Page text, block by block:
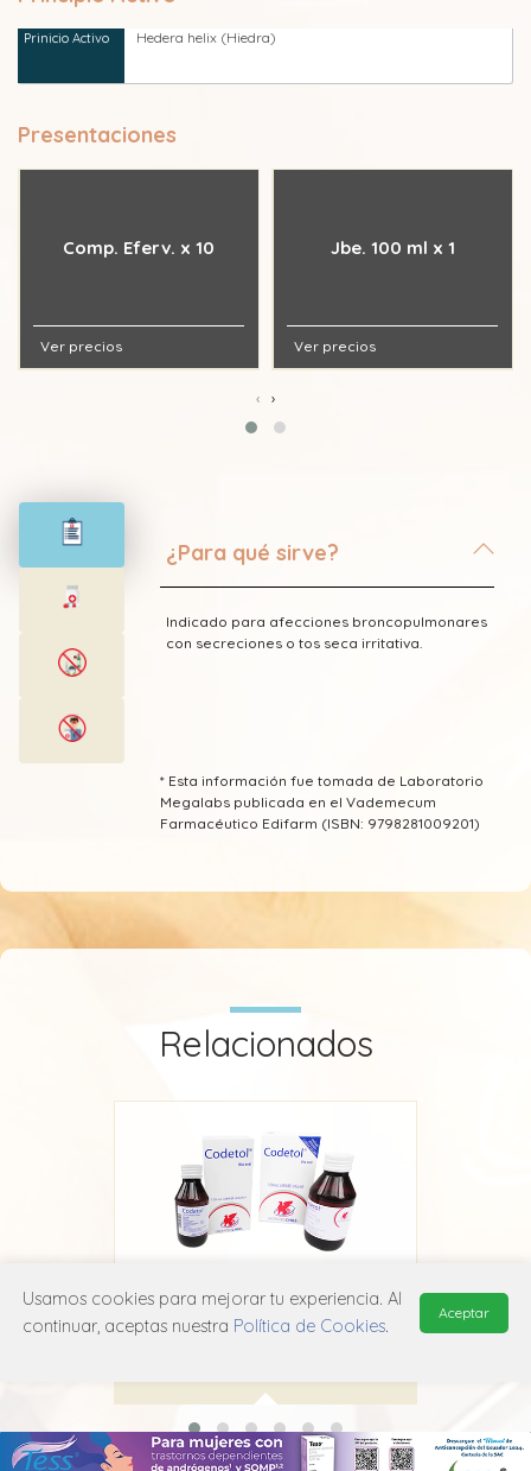
Hedera helix (Hiedra)
Presentaciones
Comp. Eferv. x 10
Ver precios
Jbe. 100 ml x 1
Ver precios
‹ ›
¿Para qué sirve?
Indicado para afecciones broncopulmonares
con secreciones o tos seca irritativa.
* Esta información fue tomada de Laboratorio
Megalabs publicada en el Vademecum
Farmacéutico Edifarm (ISBN: 9798281009201)
Relacionados
Codetol
Usamos cookies para mejorar tu experiencia. Al
continuar, aceptas nuestra Política de Cookies.
Aceptar